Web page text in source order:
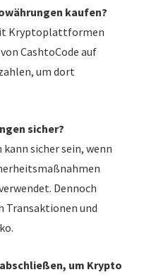
kaufen?
Kryptoplattformen
CashtoCode auf
um dort
sicher?
sicher sein, wenn
Dennoch
Transaktionen und
um Krypto